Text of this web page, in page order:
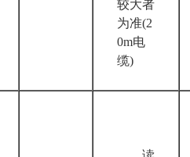
较大者
为准(2
0m电
缆)